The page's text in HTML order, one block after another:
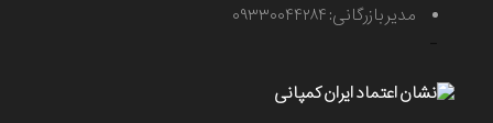
مدیر بازرگانی: ۰۹۳۳۰۰۴۴۲۸۴